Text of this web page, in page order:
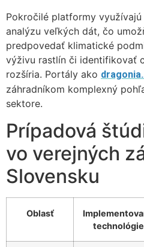
Pokročilé platformy využívajú
analýzu veľkých dát, čo
predpovedať klimatické
výživu rastlín či identifikovať
rozšíria. Portály ako
záhradníkom komplexný
sektore.
Prípadová
vo verejných
Slovensku
Oblasť
technológie